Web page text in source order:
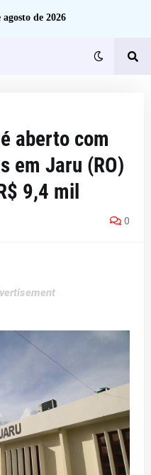
de 2026
aberto com
em Jaru (RO)
9,4 mil
0